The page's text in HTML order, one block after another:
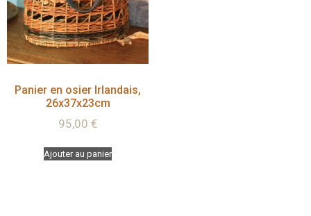
Panier en osier Irlandais,
26x37x23cm
95,00 €
Ajouter au panier